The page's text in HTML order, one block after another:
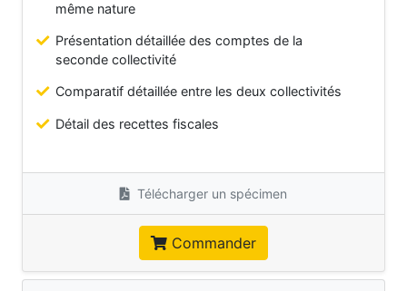
même nature
Présentation détaillée des comptes de la
seconde collectivité
Comparatif détaillée entre les deux collectivités
Détail des recettes fiscales
Télécharger un spécimen
Commander